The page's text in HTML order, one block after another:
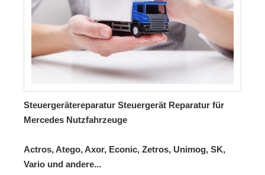
Steuergerätereparatur Steuergerät Reparatur für
Mercedes Nutzfahrzeuge
Actros, Atego, Axor, Econic, Zetros, Unimog, SK,
Vario und andere...